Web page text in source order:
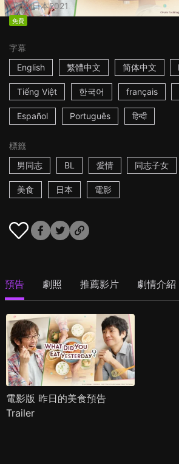
2h日本2021
免費
字幕
English
繁體中文 简体中文
Tiếng Việt 한국어 français
Español Português हिन्दी
標籤
男同志
BL 愛情 同志子女
美食 日本 電影
預告 劇照 推薦影片 劇情介紹
電影版 昨日的美食預告
Trailer